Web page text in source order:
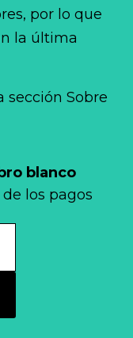
blanco
los pagos
por lo que
la última
sección Sobre